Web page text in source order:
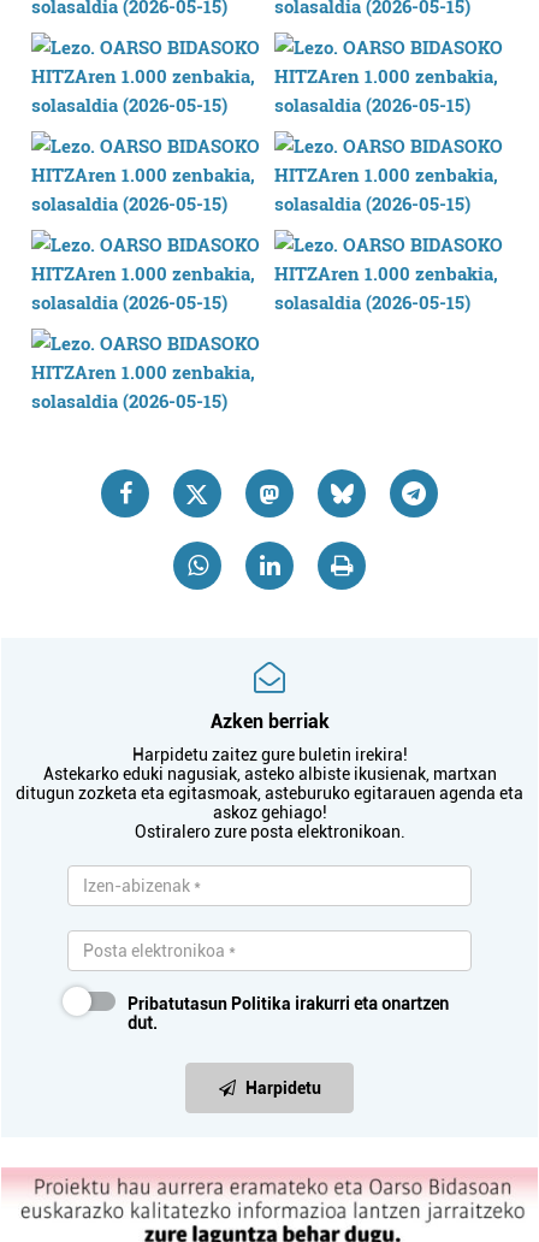
Azken berriak
Harpidetu zaitez gure buletin irekira!
Astekarko eduki nagusiak, asteko albiste ikusienak, martxan
ditugun zozketa eta egitasmoak, asteburuko egitarauen agenda eta
askoz gehiago!
Ostiralero zure posta elektronikoan.
Pribatutasun Politika irakurri eta onartzen
dut.
Harpidetu